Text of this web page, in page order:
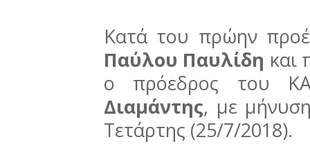
Κατά του πρώην
Παύλου Παυλίδη και
ο πρόεδρος του
Διαμάντης, με
Τετάρτης (25/7/2018).